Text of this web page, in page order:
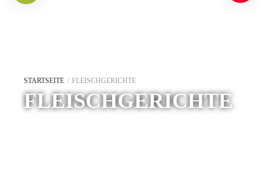
STARTSEITE / FLEISCHGERICHTE
FLEISCHGERICHTE